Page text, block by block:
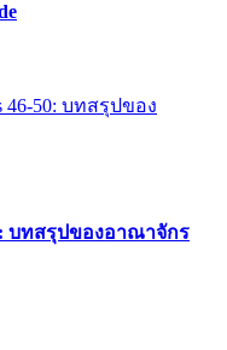
บทสรุปของอาณาจักร